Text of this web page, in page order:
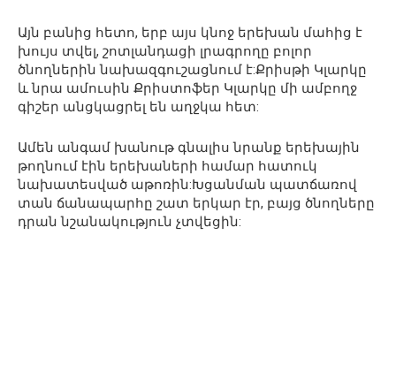
Այն բանից հետո, երբ այս կնոջ երեխան մահից է
խույս տվել, շոտլանդացի լրագրողը բոլոր
ծնողներին նախազգուշացնում է:Քրիսթի Կլարկը
և նրա ամուսին Քրիստոֆեր Կլարկը մի ամբողջ
գիշեր անցկացրել են աղջկա հետ:
Ամեն անգամ խանութ գնալիս նրանք երեխային
թողնում էին երեխաների համար հատուկ
նախատեսված աթոռին:Խցանման պատճառով
տան ճանապարհը շատ երկար էր, բայց ծնողները
դրան նշանակություն չտվեցին: